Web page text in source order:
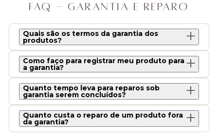
FAQ - GARANTIA E REPARO
Quais são os termos da garantia dos
produtos?
Como faço para registrar meu produto para
a garantia?
Quanto tempo leva para reparos sob
garantia serem concluídos?
Quanto custa o reparo de um produto fora
da garantia?